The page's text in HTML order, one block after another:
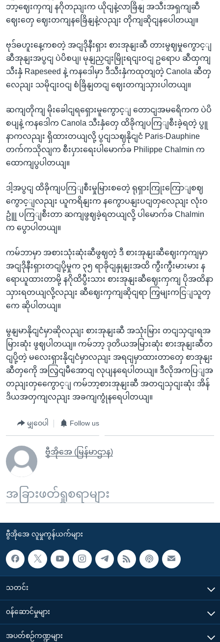
ဘာ့ဈေးကှကျ နဂိုတညျးက ယိုငျနဲ့လာခြိနျ အသီးအရှကျဆီ
ဈေးတှေ ဈေးတကျနခြေိနျနဲ့လညျး တိုကျဆိုငျနပေါတယျ။
ဗုဒ်ဓဟူးနေ့ကစတဲ့ အငျဒိုနီးရှား စားအုနျးဆီ တားမွဈမှုကွောင့ျ
ဆီအုနျးအပွငျ ပဲပိစပျ၊ မုနျညှငျးမြိုးရငျးဝငျ ဥရောပ ဆီထှကျ
သီးနှံ Rapeseed နဲ့ ကနဒေါမှာ ဒီသီးနှံကထုတျတဲ့ Canola ဆီတှ
လေညျး သမိုငျးဝငျ စံခြိနျတငျ ဈေးတကျသှားပါတယျ။
ဆကျတိုကျ မိုးခေါငျရရှေားမူကွောင့ျ တောငျအမရေိကက ပဲပိ
စပျနဲ့ ကနဒေါက Canola သီးနှံတှေ ထိခိုကျပကြျစီးခဲ့ရတဲ့ ပွူ
နာကလညျး ရှိထားတယျလို့ ပွငျသဈနိုငျငံ Paris-Dauphine
တက်ကသိုလျက စီးပှားရေးပါမောက်ခ Philippe Chalmin က
ထောကျပွပါတယျ။
ဒါ့အပွငျ ထိခိုကျပကြျစီးမှုမြားစတေဲ့ ရုရှားကြုးကြောျစဈ
ကွောင့ျလညျး ယူကရိနျးက နကွောပနျးပငျတှလေညျး လုံးဝ
ဥူုံ ပကြျစီးတာ ဆကျဖွဈခဲ့ရတယျလို့ ပါမောက်ခ Chalmin
က ပွောပါတယျ။
ကမ်ဘာမှာ အစားသုံးဆုံးဆီဖွဈတဲ့ ဒီ စားအုနျးဆီဈေးကှကျမှာ
အငျဒိုနီးရှားတငျပို့မှုက ၃၅ ရာခိုငျနှုနျးအထိ ကွီးကွီးမားမား န
ရောယူထားတာမို့ နဂိုထိပွီးသား စားအုနျးဆီဈေးကှကျ ပိုအထိနာ
သှားရတယျလို့လညျး ဆီဈေးကှကျဆိုငျရာ ကြှမျးကငြျသူတှ
ကေ ဆိုပါတယျ။
မွနျမာနိုငျငံမှာဆိုလညျး စားအုနျးဆီ အသုံးမြား တငျသှငျးရအ
မြားဆုံး ဖွဈပါတယျ။ ကမ်ဘာ့ ဒုတိယအမြားဆုံး စားအုနျးဆီတ
ငျပို့တဲ့ မလေးရှားနိုငျငံမှာလညျး အရငျမှာထားတာတှေ စာအုနျး
ဆီတှကေို အလြှငျမီအောငျ လုပျနရေပါတယျ။ ဒီလိုအကပြျအ
တညျးတှကွေောင့ျ ကမ်ဘာ့စားအုနျးဆီ အတငျသှငျးဆုံး အိန်
ဒိယအတှကျလညျး အခကျကွုံနရေပါတယျ။
မျှဝေပါ Follow us
ဗွီအိုအေ (မြန်မာဌာန)
အခြားဖတ်ရှုစရာများ
ဗွီအိုအေ လူမှုကွန်ယက်များ
သတင်း
၀န်ဆောင်မှုများ
အပတ်စဉ်ကဏ္ဍများ